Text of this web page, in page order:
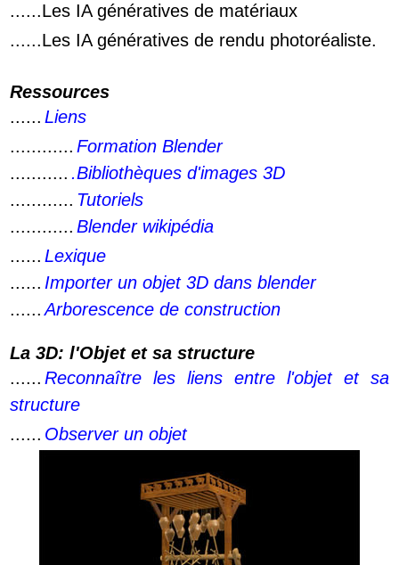
......Les IA génératives de matériaux
......Les IA génératives de rendu photoréaliste.
Ressources
...... Liens
............ Formation Blender
........... .Bibliothèques d'images 3D
............ Tutoriels
............ Blender wikipédia
...... Lexique
...... Importer un objet 3D dans blender
...... Arborescence de construction
La 3D: l'Objet et sa structure
...... Reconnaître les liens entre l'objet et sa
structure
...... Observer un objet